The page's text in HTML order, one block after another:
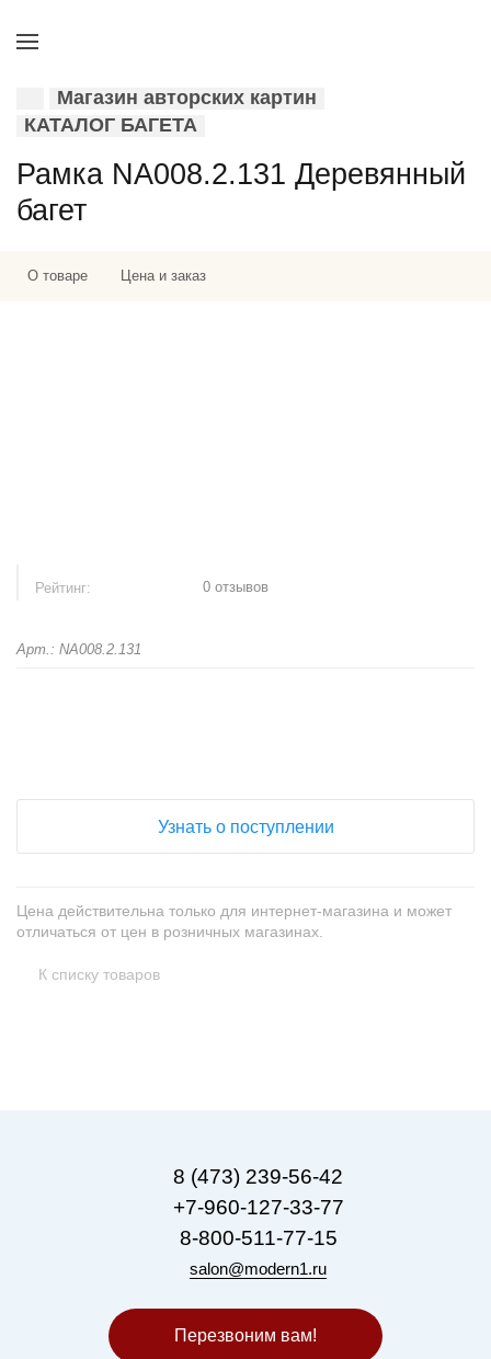
Магазин авторских картин
КАТАЛОГ БАГЕТА
Рамка NA008.2.131 Деревянный
багет
О товаре Цена и заказ
Рейтинг: 0 отзывов
Арт.: NA008.2.131
Узнать о поступлении
Цена действительна только для интернет-магазина и может
отличаться от цен в розничных магазинах.
К списку товаров
8 (473) 239-56-42
+7-960-127-33-77
8-800-511-77-15
salon@modern1.ru
Перезвоним вам!